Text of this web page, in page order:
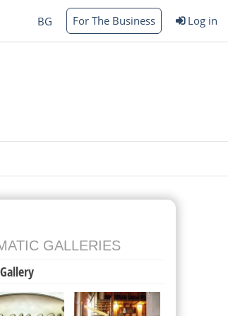
BG For The Business Log in
GALLERIES